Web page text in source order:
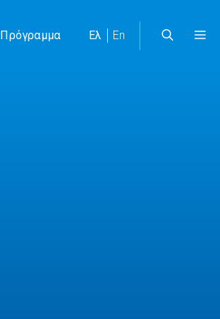
Πρόγραμμα Ελ En